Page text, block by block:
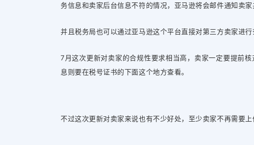
务信息和卖家后台信息不符的情况，亚马逊将会邮件通知卖
并且税务局也可以通过亚马逊这个平台直接对第三方卖家进
7月这次更新对卖家的合规性要求相当高，卖家一定要提前
息则要在税号证书的下面这个地方查看。
不过这次更新对卖家来说也有不少好处，至少卖家不再需要上